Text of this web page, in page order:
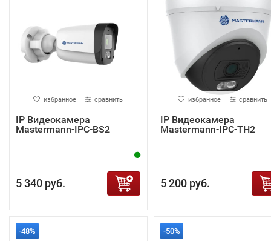
избранное сравнить
IP Видеокамера
Mastermann-IPC-BS2
5 340 руб.
избранное сравнить
IP Видеокамера
Mastermann-IPC-TH2
5 200 руб.
-48% -50%